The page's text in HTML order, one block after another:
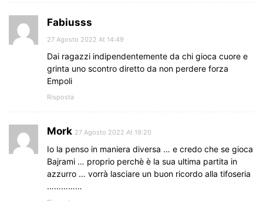
Fabiusss
27 Agosto 2022 At 14:49
Dai ragazzi indipendentemente da chi gioca cuore e
grinta uno scontro diretto da non perdere forza
Empoli
Risposta
Mork 27 Agosto 2022 At 19:20
Io la penso in maniera diversa … e credo che se gioca
Bajrami … proprio perchè è la sua ultima partita in
azzurro … vorrà lasciare un buon ricordo alla tifoseria
……………